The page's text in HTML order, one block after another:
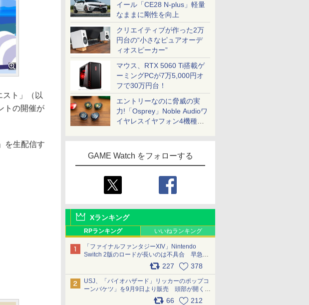
イール「CE28 N-plus」軽量
なままに剛性を向上
クリエイティブが作った2万
円台の“小さなピュアオーデ
ィオスピーカー”
マウス、RTX 5060 Ti搭載ゲ
ーミングPCが7万5,000円オ
フで30万円台！
エントリーなのに脅威の実
力!「Osprey」Noble Audioワ
イヤレスイヤフォン4機種を
GAME Watch をフォローする
Xランキング
RPランキング いいねランキング
「ファイナルファンタジーXIV」Nintendo
Switch 2版のロードが長いのは不具合 早急に
アップデートできるよう対応中227 378
USJ、「バイオハザード」リッカーのポップコ
ーンバケツ」を9月9日より販売 頭部が開く仕
組み。味は恐怖を堪のう「味噌フレーバー」
66 212
ト」（以
トの開催が
を生配信す